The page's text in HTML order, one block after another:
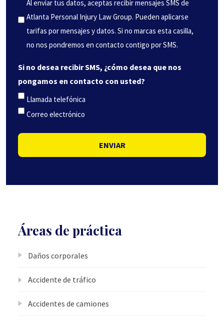
Al enviar tus datos, aceptas recibir mensajes SMS de
Atlanta Personal Injury Law Group. Pueden aplicarse
tarifas por mensajes y datos. Si no marcas esta casilla,
no nos pondremos en contacto contigo por SMS.
Si no desea recibir SMS, ¿cómo desea que nos
pongamos en contacto con usted?
Llamada telefónica
Correo electrónico
ENVIAR
Áreas de práctica
Daños corporales
Accidente de tráfico
Accidentes de camiones